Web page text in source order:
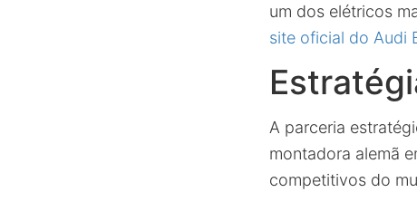
um dos elétricos
site oficial do Audi
A parceria
montadora alemã
competitivos do